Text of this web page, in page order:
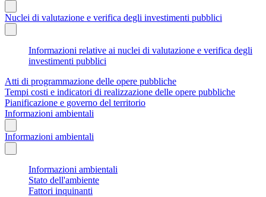
Nuclei di valutazione e verifica degli investimenti pubblici
Informazioni relative ai nuclei di valutazione e verifica degli
investimenti pubblici
Atti di programmazione delle opere pubbliche
Tempi costi e indicatori di realizzazione delle opere pubbliche
Pianificazione e governo del territorio
Informazioni ambientali
Informazioni ambientali
Informazioni ambientali
Stato dell'ambiente
Fattori inquinanti